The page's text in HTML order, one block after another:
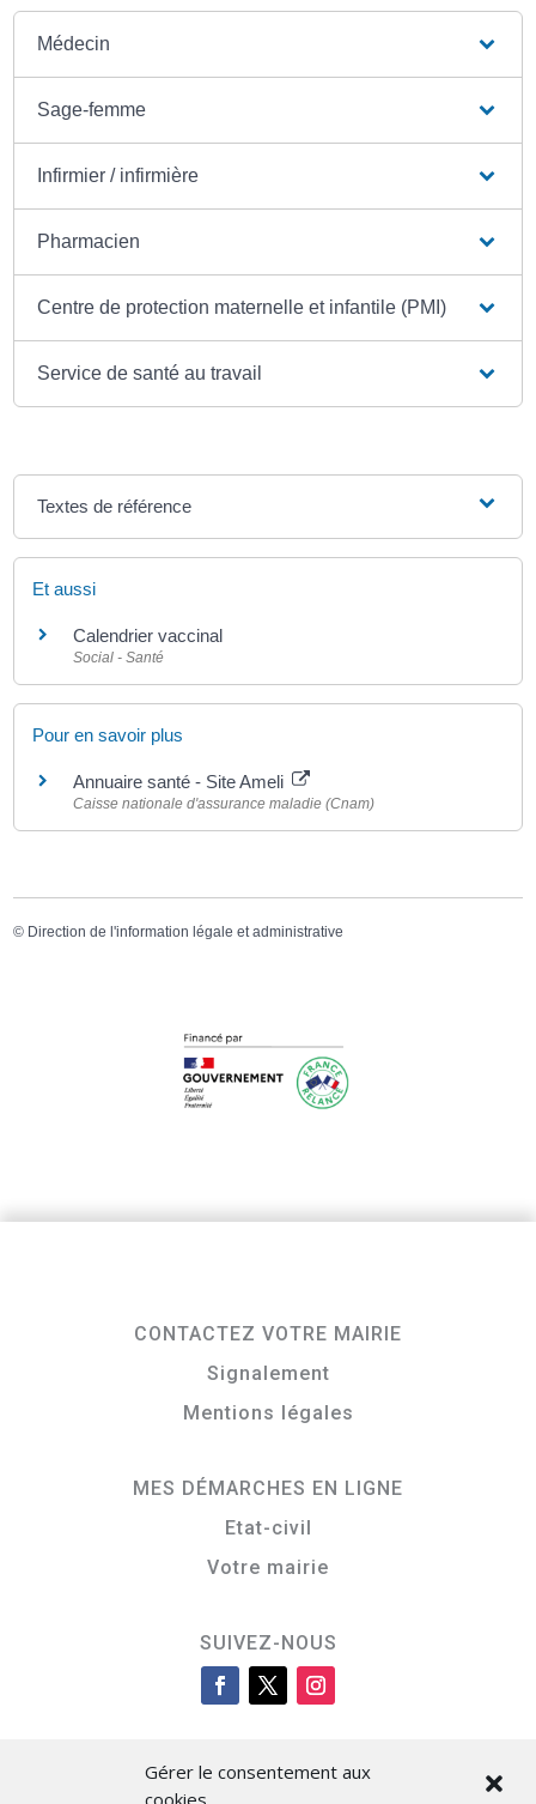
Gérer le consentement aux
cookies
Médecin
Sage-femme
Infirmier / infirmière
Pharmacien
Centre de protection maternelle et infantile (PMI)
Service de santé au travail
Textes de référence
Et aussi
Calendrier vaccinal
Social - Santé
Pour en savoir plus
Annuaire santé - Site Ameli
Caisse nationale d'assurance maladie (Cnam)
© Direction de l'information légale et administrative
CONTACTEZ VOTRE MAIRIE
Signalement
Mentions légales
MES DÉMARCHES EN LIGNE
Etat-civil
Votre mairie
SUIVEZ-NOUS